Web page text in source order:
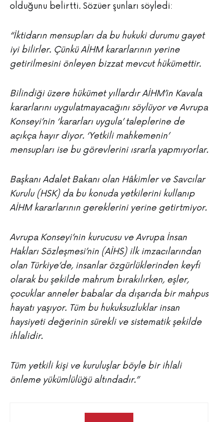
olduğunu belirtti. Sözüer şunları söyledi:
“İktidarın mensupları da bu hukuki durumu gayet
iyi bilirler. Çünkü AİHM kararlarının yerine
getirilmesini önleyen bizzat mevcut hükümettir.
Bilindiği üzere hükümet yıllardır AİHM’in Kavala
kararlarını uygulatmayacağını söylüyor ve Avrupa
Konseyi’nin ‘kararları uygula’ taleplerine de
açıkça hayır diyor. ‘Yetkili mahkemenin’
mensupları ise bu görevlerini ısrarla yapmıyorlar.
Başkanı Adalet Bakanı olan Hâkimler ve Savcılar
Kurulu (HSK) da bu konuda yetkilerini kullanıp
AİHM kararlarının gereklerini yerine getirtmiyor.
Avrupa Konseyi’nin kurucusu ve Avrupa İnsan
Hakları Sözleşmesi’nin (AİHS) ilk imzacılarından
olan Türkiye’de, insanlar özgürlüklerinden keyfi
olarak bu şekilde mahrum bırakılırken, eşler,
çocuklar anneler babalar da dışarıda bir mahpus
hayatı yaşıyor. Tüm bu hukuksuzluklar insan
haysiyeti değerinin sürekli ve sistematik şekilde
ihlalidir.
Tüm yetkili kişi ve kuruluşlar böyle bir ihlali
önleme yükümlülüğü altındadır.”